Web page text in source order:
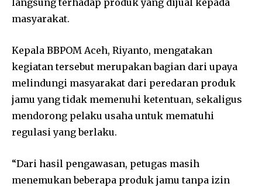
langsung terhadap produk yang dijual kepada
masyarakat.
Kepala BBPOM Aceh, Riyanto, mengatakan
kegiatan tersebut merupakan bagian dari upaya
melindungi masyarakat dari peredaran produk
jamu yang tidak memenuhi ketentuan, sekaligus
mendorong pelaku usaha untuk mematuhi
regulasi yang berlaku.
“Dari hasil pengawasan, petugas masih
menemukan beberapa produk jamu tanpa izin